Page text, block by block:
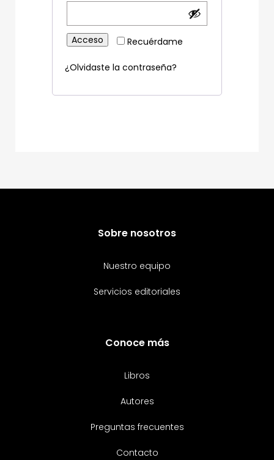
Recuérdame
Acceso
¿Olvidaste la contraseña?
Sobre nosotros
Nuestro equipo
Servicios editoriales
Conoce más
Libros
Autores
Preguntas frecuentes
Contacto